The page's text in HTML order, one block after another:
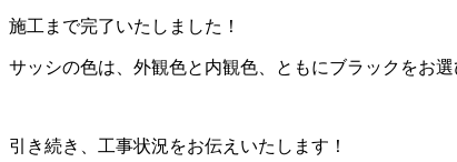
施工まで完了いたしました！
サッシの色は、外観色と内観色、ともにブラックをお選
引き続き、工事状況をお伝えいたします！